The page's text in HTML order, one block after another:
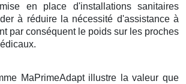
en place d'installations sanitaires
à réduire la nécessité d'assistance à
par conséquent le poids sur les proches
MaPrimeAdapt illustre la valeur que